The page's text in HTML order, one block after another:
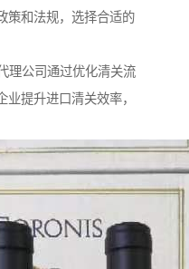
策和法规，选择合适的
理公司通过优化清关流
提升进口清关效率，